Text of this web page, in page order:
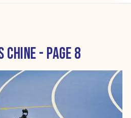
CHINE - PAGE 8